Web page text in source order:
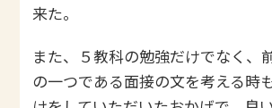
来た。
また、５教科の勉強だけでなく、
の一つである面接の文を考える時